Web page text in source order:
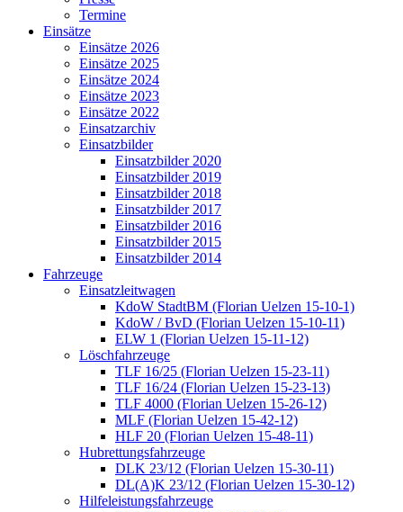
Termine
Einsätze
Einsätze 2026
Einsätze 2025
Einsätze 2024
Einsätze 2023
Einsätze 2022
Einsatzarchiv
Einsatzbilder
Einsatzbilder 2020
Einsatzbilder 2019
Einsatzbilder 2018
Einsatzbilder 2017
Einsatzbilder 2016
Einsatzbilder 2015
Einsatzbilder 2014
Fahrzeuge
Einsatzleitwagen
KdoW StadtBM (Florian Uelzen 15-10-1)
KdoW / BvD (Florian Uelzen 15-10-11)
ELW 1 (Florian Uelzen 15-11-12)
Löschfahrzeuge
TLF 16/25 (Florian Uelzen 15-23-11)
TLF 16/24 (Florian Uelzen 15-23-13)
TLF 4000 (Florian Uelzen 15-26-12)
MLF (Florian Uelzen 15-42-12)
HLF 20 (Florian Uelzen 15-48-11)
Hubrettungsfahrzeuge
DLK 23/12 (Florian Uelzen 15-30-11)
DL(A)K 23/12 (Florian Uelzen 15-30-12)
Hilfeleistungsfahrzeuge